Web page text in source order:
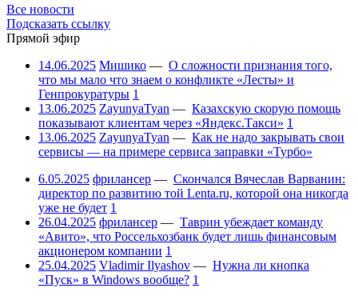
Все новости
Подсказать ссылку
Прямой эфир
14.06.2025 Мишико — О сложности признания того,
что мы мало что знаем о конфликте «Лесты» и
Генпрокуратуры 1
13.06.2025 ZayunyaTyan — Казахскую скорую помощь
показывают клиентам через «Яндекс.Такси» 1
13.06.2025 ZayunyaTyan — Как не надо закрывать свои
сервисы — на примере сервиса заправки «Турбо»
6.05.2025 фрилансер — Скончался Вячеслав Варванин:
директор по развитию той Lenta.ru, которой она никогда
уже не будет 1
26.04.2025 фрилансер — Таврин убеждает команду
«Авито», что Россельхозбанк будет лишь финансовым
акционером компании 1
25.04.2025 Vladimir Ilyashov — Нужна ли кнопка
«Пуск» в Windows вообще? 1